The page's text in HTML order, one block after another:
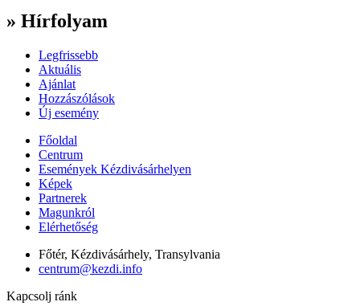
» Hírfolyam
Legfrissebb
Aktuális
Ajánlat
Hozzászólások
Új esemény
Főoldal
Centrum
Események Kézdivásárhelyen
Képek
Partnerek
Magunkról
Elérhetőség
Főtér, Kézdivásárhely, Transylvania
centrum@kezdi.info
Kapcsolj ránk